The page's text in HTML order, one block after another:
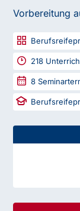
Vorbereitung
218
8